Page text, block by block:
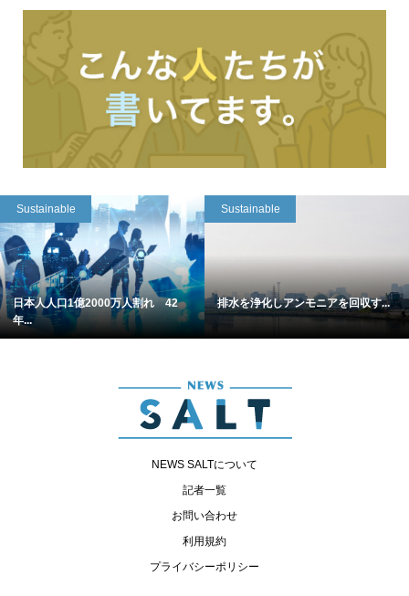
Sustainable
日本人人口1億2000万人割れ 42
年...
Sustainable
排水を浄化しアンモニアを回収す...
NEWS SALTについて
記者一覧
お問い合わせ
利用規約
プライバシーポリシー